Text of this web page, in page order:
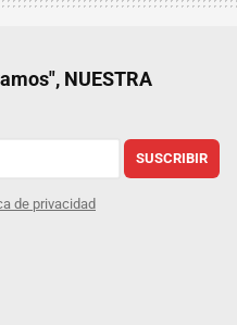
NUESTRA
SUSCRIBIR
de privacidad